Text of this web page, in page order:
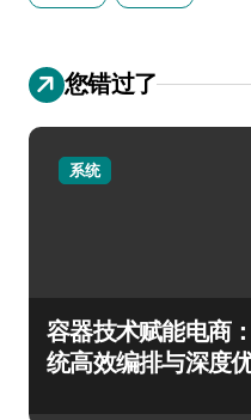
您错过了
系统
容器技术赋能电商
统高效编排与深度